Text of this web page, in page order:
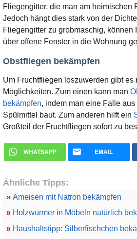
Fliegengitter, die man am heimischen
Jedoch hängt dies stark von der
Fliegengitter zu grobmaschig, können
über offene Fenster in die Wohnung
Obstfliegen bekämpfen
Um Fruchtfliegen loszuwerden gibt es
Möglichkeiten. Zum einen kann man
bekämpfen, indem man eine Falle
Spülmittel baut. Zum anderen hilft ein
Großteil der Fruchtfliegen sofort zu
WHATSAPP EMAIL
Ähnliche Tipps:
»Ameisen mit Natron bekämpfen
»Holzwürmer in Möbeln natürlich
»Haushaltstipp: Silberfischchen